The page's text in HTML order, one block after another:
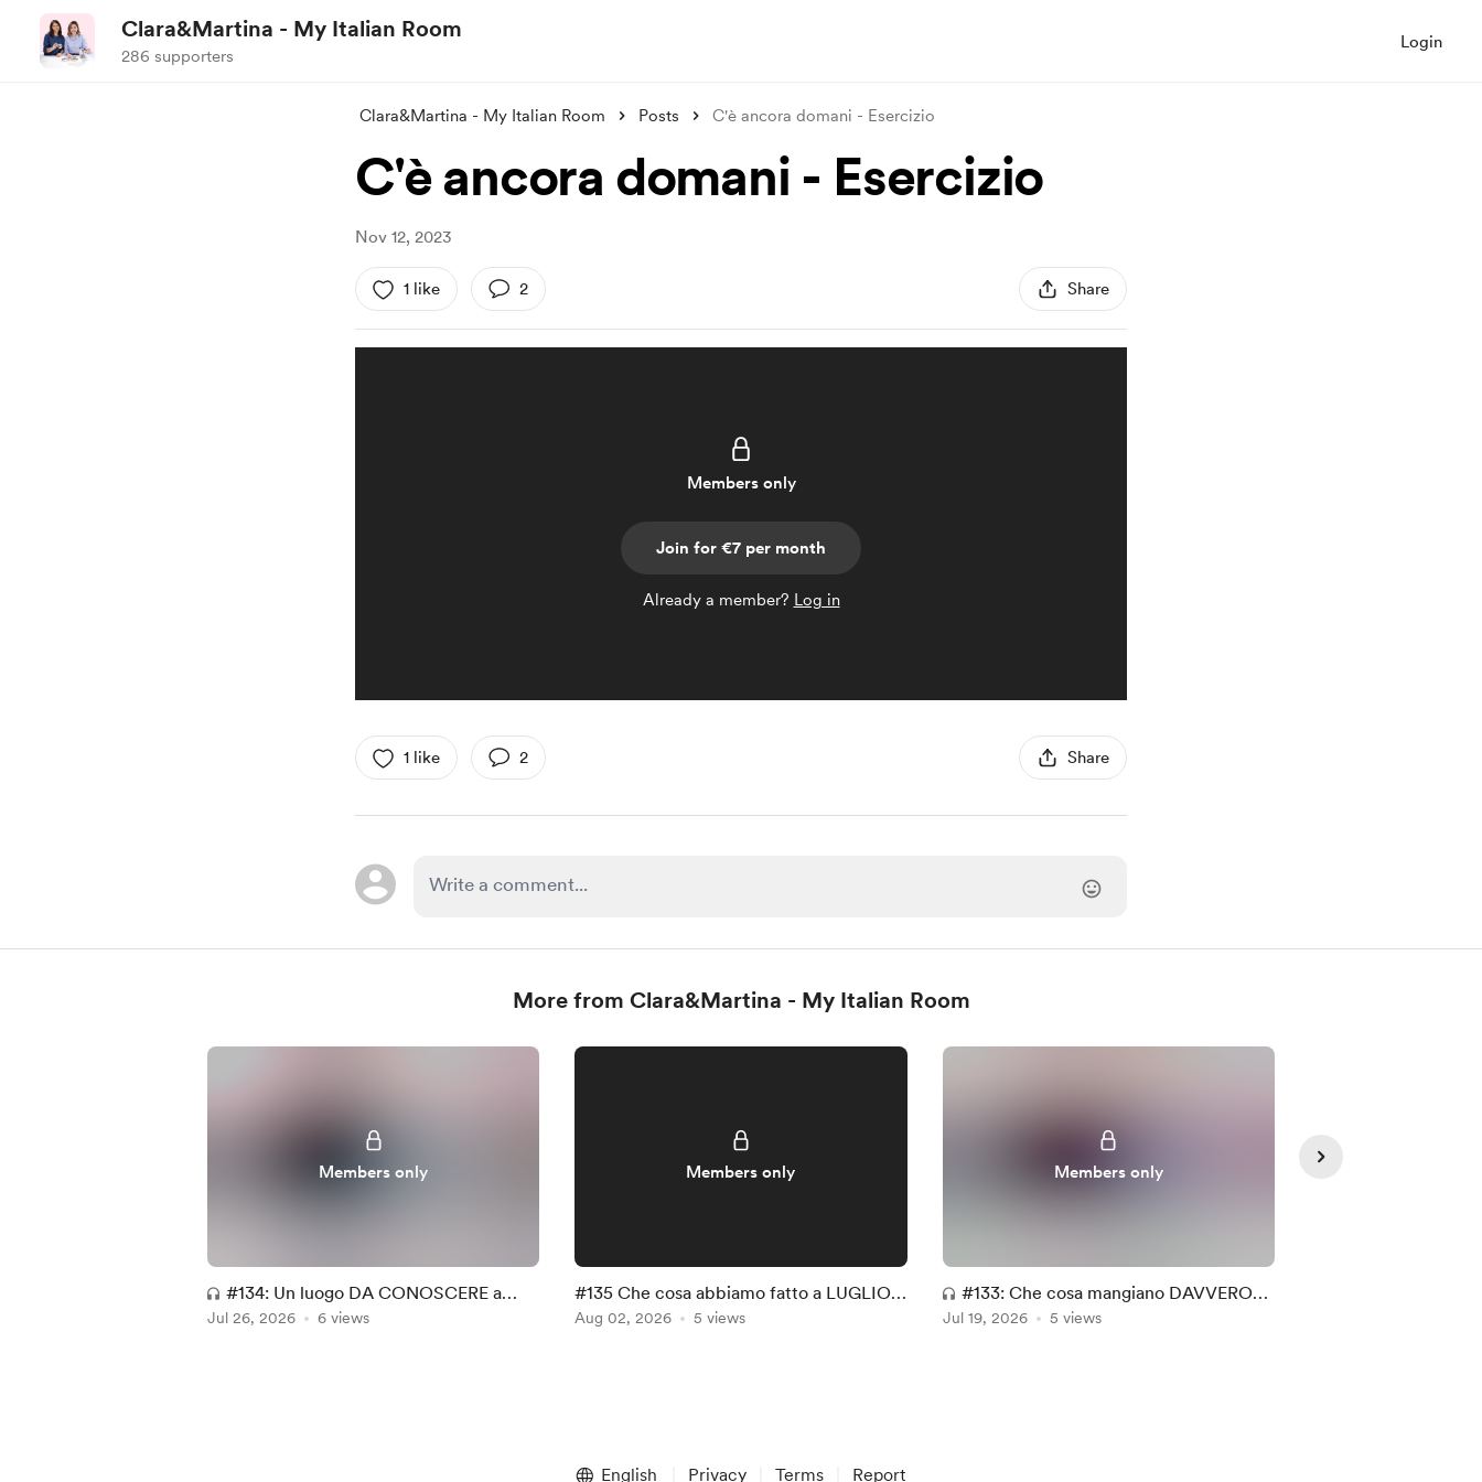
Clara&Martina - My Italian Room
286 supporters
Login
Clara&Martina - My Italian Room Posts C'è ancora domani - Esercizio
C'è ancora domani - Esercizio
Nov 12, 2023
1 like 2 Share
Members only
Join for €7 per month
Already a member? Log in
1 like 2 Share
More from Clara&Martina - My Italian Room
Members only
#134: Un luogo DA CONOSCERE a
Roma - Audio
Jul 26, 2026 6 views
Members only
#135 Che cosa abbiamo fatto a LUGLIO -
Quiz
Aug 02, 2026 5 views
Members only
#133: Che cosa mangiano DAVVERO
gli italiani - Audio
Jul 19, 2026 5 views
English Privacy Terms Report